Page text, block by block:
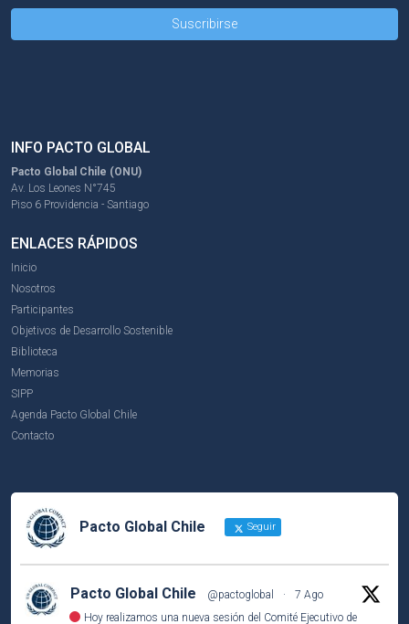
INFO PACTO GLOBAL
Pacto Global Chile (ONU)
Av. Los Leones N°745
Piso 6 Providencia - Santiago
ENLACES RÁPIDOS
Inicio
Nosotros
Participantes
Objetivos de Desarrollo Sostenible
Biblioteca
Memorias
SIPP
Agenda Pacto Global Chile
Contacto
Pacto Global Chile Seguir
Pacto Global Chile @pactoglobal ·
7 Ago
Hoy realizamos una nueva sesión del Comité Ejecutivo de